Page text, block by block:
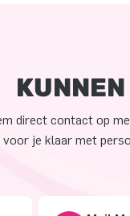
direct contact op
voor je klaar met